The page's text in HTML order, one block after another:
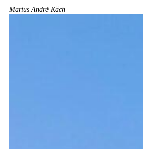
Marius André Käch